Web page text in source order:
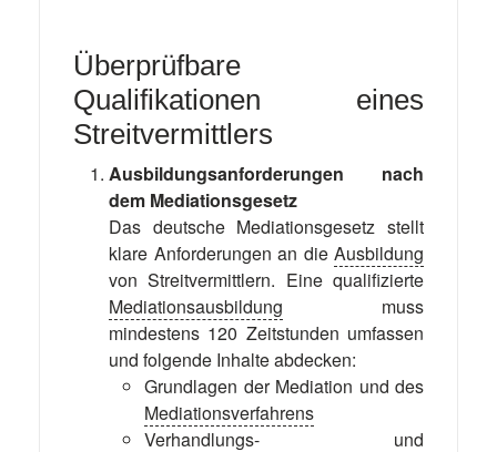
Überprüfbare
Qualifikationen eines
Streitvermittlers
Ausbildungsanforderungen nach
dem Mediationsgesetz
Das deutsche Mediationsgesetz stellt
klare Anforderungen an die Ausbildung
von Streitvermittlern. Eine qualifizierte
Mediationsausbildung muss
mindestens 120 Zeitstunden umfassen
und folgende Inhalte abdecken:
Grundlagen der Mediation und des
Mediationsverfahrens
Verhandlungs- und